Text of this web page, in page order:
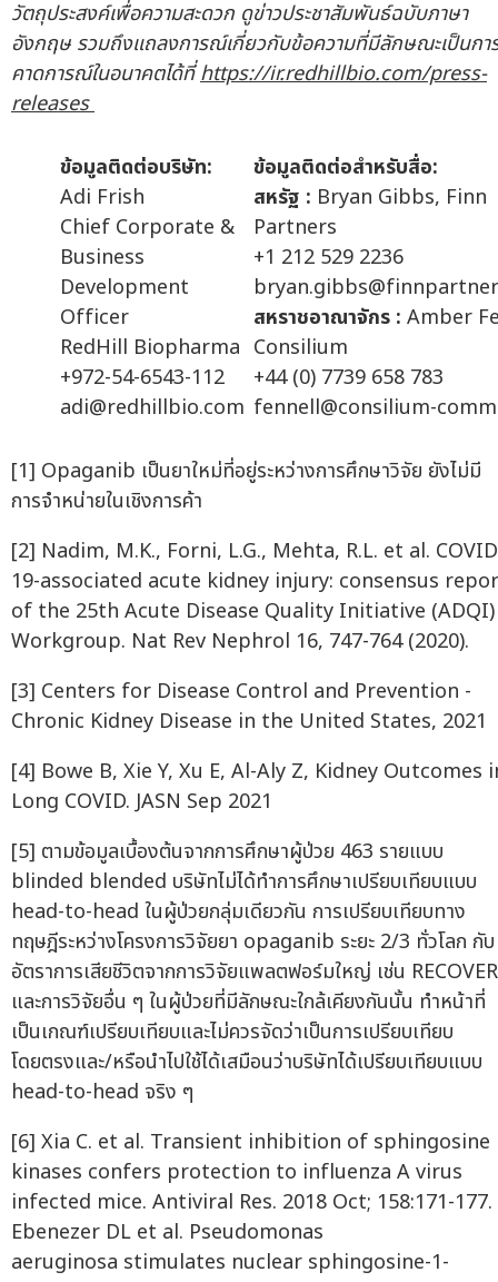
วัตถุประสงค์เพื่อความสะดวก ดูข่าวประชาสัมพันธ์ฉบับภาษา
อังกฤษ รวมถึงแถลงการณ์เกี่ยวกับข้อความที่มีลักษณะเป็นกา
คาดการณ์ในอนาคตได้ที่https://ir.redhillbio.com/press-
releases
ข้อมูลติดต่อบริษัท:
Adi Frish
Chief Corporate &
Business
Development
Officer
RedHill Biopharma
+972-54-6543-112
adi@redhillbio.com
ข้อมูลติดต่อสำหรับสื่อ:
สหรัฐ : Bryan Gibbs, Finn
Partners
+1 212 529 2236
สหราชอาณาจักร : Amber
Consilium
+44 (0) 7739 658 783
fennell@consilium-
[1] Opaganib เป็นยาใหม่ที่อยู่ระหว่างการศึกษาวิจัย ยังไม่มี
การจำหน่ายในเชิงการค้า
[2] Nadim, M.K., Forni, L.G., Mehta, R.L. et al.
19-associated acute kidney injury: consensus
of the 25th Acute Disease Quality Initiative (ADQI)
Workgroup. Nat Rev Nephrol 16, 747-764 (2020).
[3] Centers for Disease Control and Prevention -
Chronic Kidney Disease in the United States, 2021
[4] Bowe B, Xie Y, Xu E, Al-Aly Z, Kidney Outcomes
Long COVID. JASN Sep 2021
[5] ตามข้อมูลเบื้องต้นจากการศึกษาผู้ป่วย 463 รายแบบ
blinded blended บริษัทไม่ได้ทำการศึกษาเปรียบเทียบแบบ
head-to-head ในผู้ป่วยกลุ่มเดียวกัน การเปรียบเทียบทาง
ทฤษฎีระหว่างโครงการวิจัยยา opaganib ระยะ 2/3 ทั่วโลก กับ
อัตราการเสียชีวิตจากการวิจัยแพลตฟอร์มใหญ่ เช่น
และการวิจัยอื่น ๆ ในผู้ป่วยที่มีลักษณะใกล้เคียงกันนั้น ทำหน้าที่
เป็นเกณฑ์เปรียบเทียบและไม่ควรจัดว่าเป็นการเปรียบเทียบ
โดยตรงและ/หรือนำไปใช้ได้เสมือนว่าบริษัทได้เปรียบเทียบแบบ
head-to-head จริง ๆ
[6] Xia C. et al. Transient inhibition of sphingosine
kinases confers protection to influenza A virus
infected mice. Antiviral Res. 2018 Oct; 158:171-177.
Ebenezer DL et al. Pseudomonas
aeruginosa stimulates nuclear sphingosine-1-